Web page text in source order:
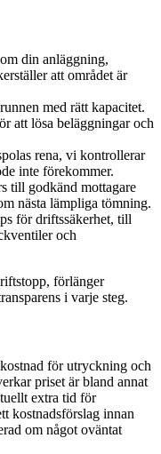
din anläggning,
att området är
med rätt kapacitet.
att lösa beläggningar och
rena, vi kontrollerar
inte förekommer.
till godkänd mottagare
nästa lämpliga tömning.
för driftssäkerhet, till
och
förlänger
i varje steg.
för utryckning och
priset är bland annat
extra tid för
kostnadsförslag innan
om något oväntat